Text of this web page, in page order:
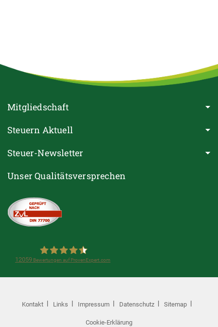
Mitgliedschaft
Steuern Aktuell
Steuer-Newsletter
Unser Qualitätsversprechen
12059 Bewertungen auf ProvenExpert.com
Kontakt Links Impressum Datenschutz Sitemap
Cookie-Erklärung